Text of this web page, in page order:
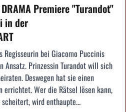
DRAMA Premiere "Turandot"
in der
Regisseurin bei Giacomo Puccinis
Ansatz. Prinzessin Turandot will sich
Deswegen hat sie einen
errichtet. Wer die Rätsel lösen kann,
wird enthaupte...